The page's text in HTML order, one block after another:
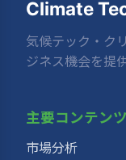
Climate
気候テック・ク
ジネス機会を提
主要コンテンツ
市場分析